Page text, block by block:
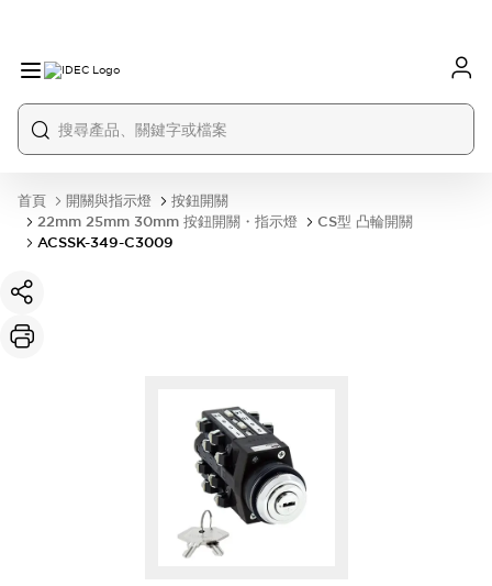
首頁 開關與指示燈
按鈕開關
22mm 25mm 30mm 按鈕開關・指示燈
CS型 凸輪開關
ACSSK-349-C3009